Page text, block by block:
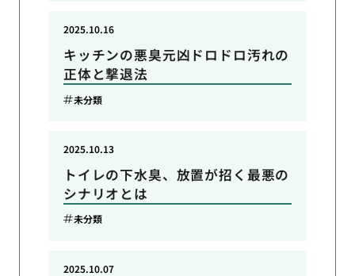
キッチンの悪臭元凶ドロドロ汚れの
正体と撃退法
2025.10.16
未分類
トイレの下水臭、放置が招く最悪の
シナリオとは
2025.10.13
未分類
2025.10.07